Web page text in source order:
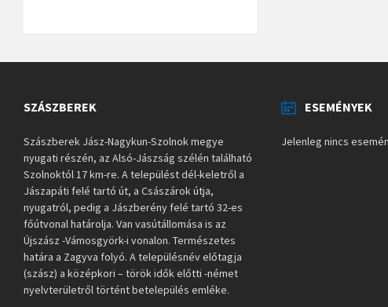
SZÁSZBEREK
Szászberek Jász-Nagykun-Szolnok megye
nyugati részén, az Alsó-Jászság szélén található
Szolnoktól 17 km-re. A települést dél-keletről a
Jászapáti felé tartó út, a Császárok útja,
nyugatról, pedig a Jászberény felé tartó 32-es
főútvonal határolja. Van vasútállomása is az
Újszász -Vámosgyörk-i vonalon. Természetes
határa a Zagyva folyó. A településnév előtagja
(szász) a középkori – török idők előtti -német
nyelvterületről történt betelepülés emléke.
ESEMÉNYEK
Jelenleg nincs